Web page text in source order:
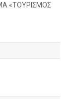
«ΤΟΥΡΙΣΜΟΣ